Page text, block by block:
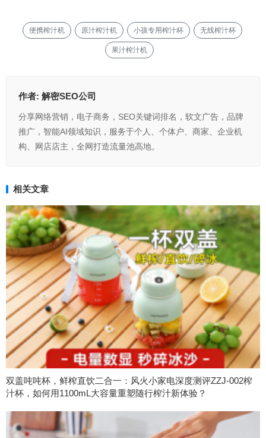
便携榨汁机 原汁榨汁机 小孩专用榨汁杯 无线榨汁杯
果汁榨汁机
作者: 解密SEO公司
分享网络营销，电子商务，SEO关键词排名，软文广告，品牌
推广，智能AI领域知识，服务于个人、个体户、商家、企业机
构、网店店主，全网打造流量池高地。
相关文章
双盖吨吨杯，鲜榨直饮二合一：风火小家电深度测评ZZJ-002榨
汁杯，如何用1100mL大容量重塑随行榨汁新体验？